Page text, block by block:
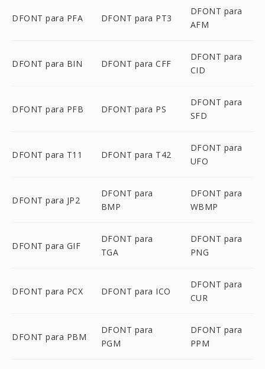
DFONT para PFA DFONT para PT3
DFONT para
AFM
DFONT para BIN DFONT para CFF
DFONT para
CID
DFONT para PFB DFONT para PS
DFONT para
SFD
DFONT para T11 DFONT para T42
DFONT para
UFO
DFONT para JP2
DFONT para
BMP
DFONT para
WBMP
DFONT para GIF
DFONT para
TGA
DFONT para
PNG
DFONT para PCX DFONT para ICO
DFONT para
CUR
DFONT para PBM
DFONT para
PGM
DFONT para
PPM